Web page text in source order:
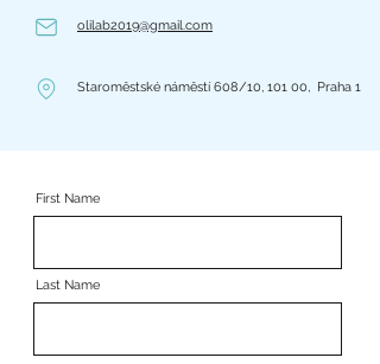
olilab2019@gmail.com
Staroměstské náměstí 608/10, 101 00, Praha 1
First Name
Last Name